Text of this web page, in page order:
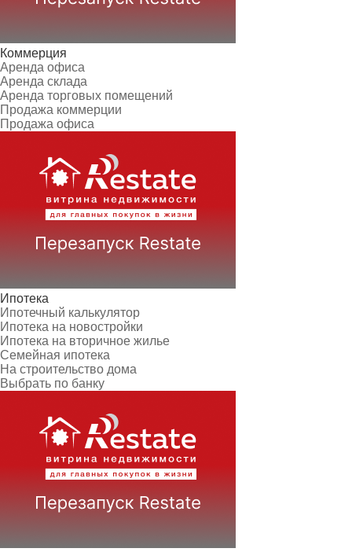
Коммерция
Аренда офиса
Аренда склада
Аренда торговых помещений
Продажа коммерции
Продажа офиса
Ипотека
Ипотечный калькулятор
Ипотека на новостройки
Ипотека на вторичное жилье
Семейная ипотека
На строительство дома
Выбрать по банку